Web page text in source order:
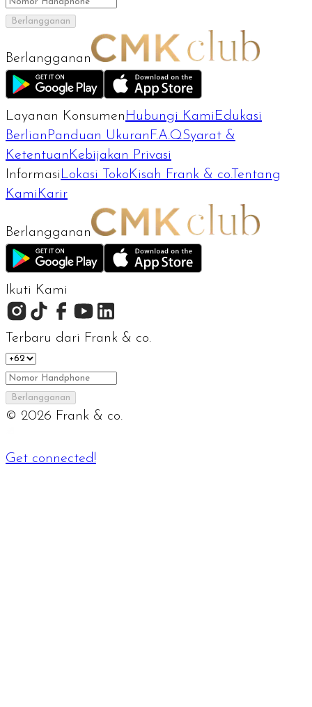
Berlangganan
Berlangganan
Layanan Konsumen Hubungi Kami Edukasi
Berlian Panduan Ukuran F.A.QSyarat &
Ketentuan Kebijakan Privasi
Informasi Lokasi TokoKisah Frank & co.Tentang
Kami Karir
Berlangganan
Ikuti Kami
Terbaru dari Frank & co.
Berlangganan
© 2026 Frank & co.
Get connected!